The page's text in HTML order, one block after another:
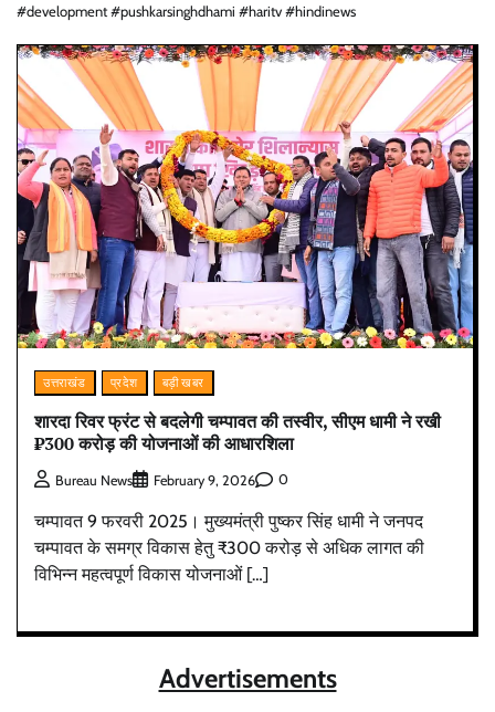
#development #pushkarsinghdhami #haritv #hindinews
उत्तराखंड प्रदेश बड़ी खबर
शारदा रिवर फ्रंट से बदलेगी चम्पावत की तस्वीर, सीएम धामी ने रखी
₹300 करोड़ की योजनाओं की आधारशिला
Bureau News February 9, 2026 0
चम्पावत 9 फरवरी 2025। मुख्यमंत्री पुष्कर सिंह धामी ने जनपद
चम्पावत के समग्र विकास हेतु ₹300 करोड़ से अधिक लागत की
विभिन्न महत्वपूर्ण विकास योजनाओं […]
Advertisements